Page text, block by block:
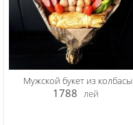
Мужской букет из колбасы
1788 лей